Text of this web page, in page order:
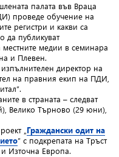
палата във Враца
проведе обучение на
регистри и какви са
да публикуват
медии в семинара
и Плевен.
директор на
на правния екип на ПДИ,
в страната – следват
Велико Търново (29 юни),
„ Граждански одит на
” с подкрепата на Тръст
Източна Европа.